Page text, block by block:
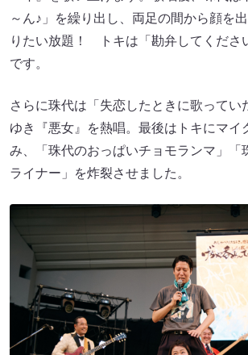
～ん♪」を繰り出し、両足の間から顔を
りたい放題！ トキは「勘弁してくださ
です。
さらに珠代は「失恋したときに歌ってい
ゆき『悪女』を熱唱。最後はトキにマイ
み、「珠代のおっぱいチョモランマ」「
ライナー」を炸裂させました。